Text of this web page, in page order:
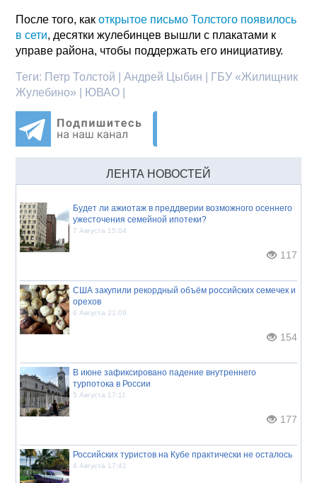
После того, какоткрытое письмо Толстого появилось
в сети, десятки жулебинцев вышли с плакатами к
управе района, чтобы поддержать его инициативу.
Теги: Петр Толстой | Андрей Цыбин | ГБУ «Жилищник
Жулебино» | ЮВАО |
ЛЕНТА НОВОСТЕЙ
Будет ли ажиотаж в преддверии возможного осеннего
ужесточения семейной ипотеки?
7 Августа 15:04
117
США закупили рекордный объём российских семечек и
орехов
6 Августа 21:09
154
В июне зафиксировано падение внутреннего
турпотока в России
5 Августа 17:11
177
Российских туристов на Кубе практически не осталось
4 Августа 17:41